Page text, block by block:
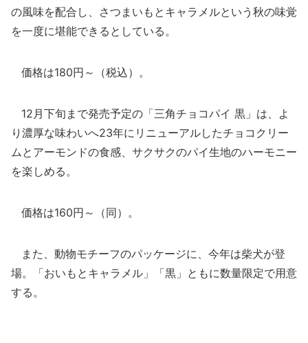
の風味を配合し、さつまいもとキャラメルという秋の味覚
を一度に堪能できるとしている。
価格は180円～（税込）。
12月下旬まで発売予定の「三角チョコパイ 黒」は、よ
り濃厚な味わいへ23年にリニューアルしたチョコクリー
ムとアーモンドの食感、サクサクのパイ生地のハーモニー
を楽しめる。
価格は160円～（同）。
また、動物モチーフのパッケージに、今年は柴犬が登
場。「おいもとキャラメル」「黒」ともに数量限定で用意
する。